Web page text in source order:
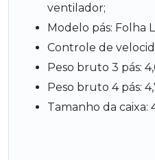
ventilador;
Modelo pás: Folha
Controle de
Peso bruto 3 pás:
Peso bruto 4 pás:
Tamanho da caixa: